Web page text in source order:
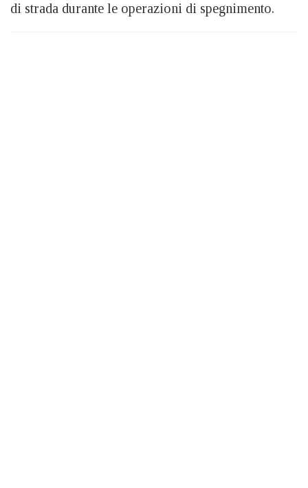
di strada durante le operazioni di spegnimento.